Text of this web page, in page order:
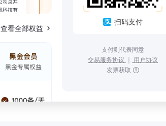
查看全部权益
扫码支付
支付则代表同意
交易服务协议 ｜ 用户协议
发票获取